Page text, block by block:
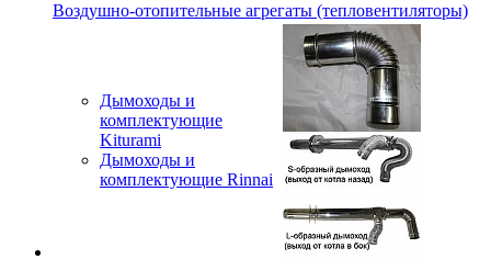
Воздушно-отопительные агрегаты (тепловентиляторы)
Дымоходы и
комплектующие
Kiturami
Дымоходы и
комплектующие Rinnai